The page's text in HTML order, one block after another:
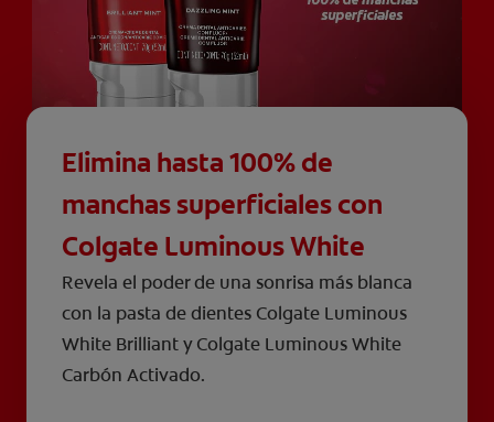
Elimina hasta 100% de
manchas superficiales con
Colgate Luminous White
Revela el poder de una sonrisa más blanca
con la pasta de dientes Colgate Luminous
White Brilliant y Colgate Luminous White
Carbón Activado.